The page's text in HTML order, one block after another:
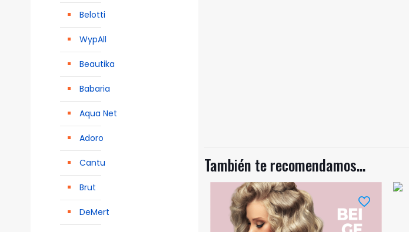
También te recomendamos…
Belotti
WypAll
Beautika
Babaria
Aqua Net
Adoro
Cantu
Brut
DeMert